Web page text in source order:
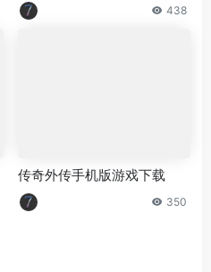
438
传奇外传手机版游戏下载
350